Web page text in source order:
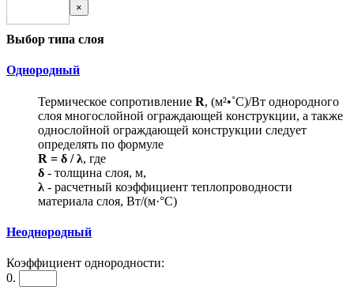
×
Выбор типа слоя
Однородный
Термическое сопротивление R, (м²•˚С)/Вт однородного
слоя многослойной ограждающей конструкции, а также
однослойной ограждающей конструкции следует
определять по формуле
R = δ / λ, где
δ - толщина слоя, м,
λ - расчетный коэффициент теплопроводности
материала слоя, Вт/(м·°С)
Неоднородный
Коэффициент однородности:
0.